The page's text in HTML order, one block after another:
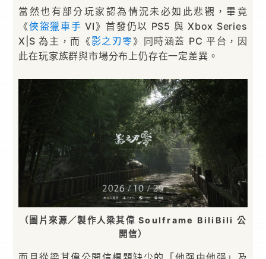
當然也有部分玩家認為情況未必如此悲觀，畢竟
《俠盜獵車手 VI》首發仍以 PS5 與 Xbox Series
X|S 為主，而《影之刃零》同時涵蓋 PC 平台，因
此在玩家族群與市場分布上仍存在一定差異。
（圖片來源／製作人梁其偉 Soulframe BiliBili 公
開信）